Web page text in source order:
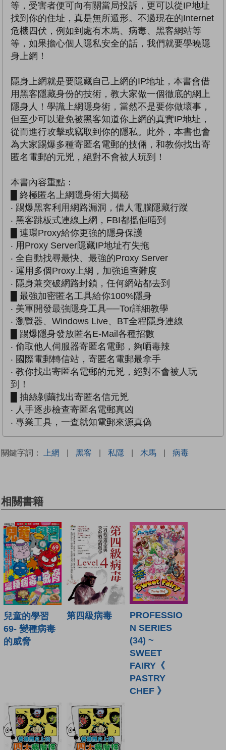
等，受害者便可向有關當局投訴，更可以從IP地址
找到你的住址，真是無所遁形。不過現在的Internet
危機四伏，例如到處有木馬、病毒、黑客網站等
等，如果擔心個人隱私安全的話，我們就要學曉隱
身上網！
隱身上網就是要隱藏自己上網的IP地址，本書會借
用黑客隱藏身份的技術，教大家做一個徹底的網上
隱身人！學識上網隱身術，當然不是要你做壞事，
但至少可以避免被黑客知道你上網的真實IP地址，
從而進行攻擊或竊取到你的隱私。此外，本書也會
為大家踢爆多種寄匿名電郵的技倆，和教你找出寄
匿名電郵的元兇，絕對不會被人玩到！
本書內容重點：
█ 終極匿名上網隱身術大揭秘
‧ 踢爆黑客利用網路漏洞，借人電腦隱藏行蹤
‧ 黑客跳板式連線上網，FBI都搵佢唔到
█ 連環Proxy給你更強的隱身保護
‧ 用Proxy Server隱藏IP地址冇失拖
‧ 全自動找尋最快、最強的Proxy Server
‧ 運用多個Proxy上網，加強追查難度
‧ 隱身兼突破網路封鎖，任何網站都去到
█ 最強加密匿名工具給你100%隱身
‧ 美軍開發最強隱身工具──Tor詳細教學
‧ 瀏覽器、Windows Live、BT全程隱身連線
█ 踢爆隱身發放匿名E-Mail各種招數
‧ 偷取他人伺服器寄匿名電郵，夠哂毒辣
‧ 國際電郵轉信站，寄匿名電郵最拿手
‧ 教你找出寄匿名電郵的元兇，絕對不會被人玩
到！
█ 抽絲剝繭找出寄匿名信元兇
‧ 人手逐步檢查寄匿名電郵真凶
‧ 專業工具，一查就知電郵來源真偽
關鍵字詞： 上網 | 黑客 | 私隱 | 木馬 | 病毒
相關書籍
兒童的學習
69- 變種病毒
的威脅
第四級病毒
PROFESSIO
N SERIES
(34) ~
SWEET
FAIRY《
PASTRY
CHEF 》